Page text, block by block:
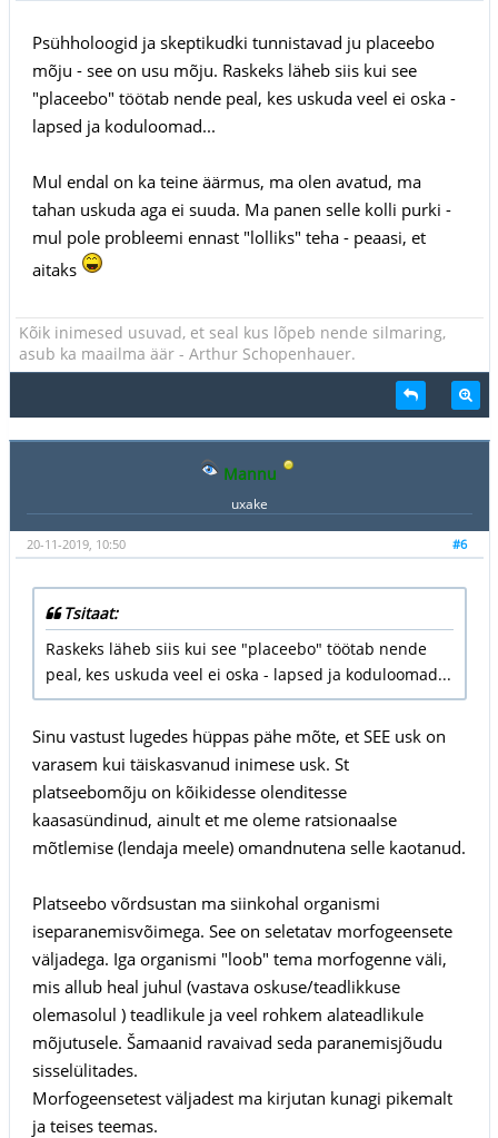
Psühholoogid ja skeptikudki tunnistavad ju placeebo
mõju - see on usu mõju. Raskeks läheb siis kui see
"placeebo" töötab nende peal, kes uskuda veel ei oska -
lapsed ja koduloomad...
Mul endal on ka teine äärmus, ma olen avatud, ma
tahan uskuda aga ei suuda. Ma panen selle kolli purki -
mul pole probleemi ennast "lolliks" teha - peaasi, et
aitaks
Kõik inimesed usuvad, et seal kus lõpeb nende silmaring,
asub ka maailma äär - Arthur Schopenhauer.
Mannu
uxake
#6
20-11-2019, 10:50
Tsitaat:
Raskeks läheb siis kui see "placeebo" töötab nende
peal, kes uskuda veel ei oska - lapsed ja koduloomad...
Sinu vastust lugedes hüppas pähe mõte, et SEE usk on
varasem kui täiskasvanud inimese usk. St
platseebomõju on kõikidesse olenditesse
kaasasündinud, ainult et me oleme ratsionaalse
mõtlemise (lendaja meele) omandnutena selle kaotanud.
Platseebo võrdsustan ma siinkohal organismi
iseparanemisvõimega. See on seletatav morfogeensete
väljadega. Iga organismi "loob" tema morfogenne väli,
mis allub heal juhul (vastava oskuse/teadlikkuse
olemasolul ) teadlikule ja veel rohkem alateadlikule
mõjutusele. Šamaanid ravaivad seda paranemisjõudu
sisselülitades.
Morfogeensetest väljadest ma kirjutan kunagi pikemalt
ja teises teemas.